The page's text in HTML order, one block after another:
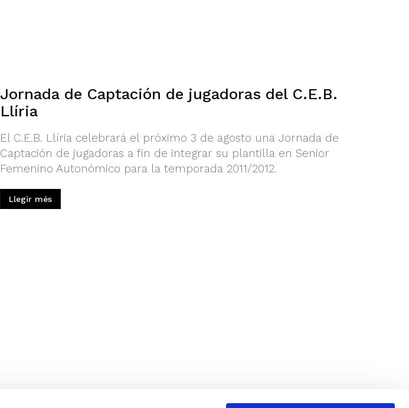
Jornada de Captación de jugadoras del C.E.B.
Llíria
El C.E.B. Llíria celebrará el próximo 3 de agosto una Jornada de
Captación de jugadoras a fin de integrar su plantilla en Senior
Femenino Autonómico para la temporada 2011/2012.
Llegir més